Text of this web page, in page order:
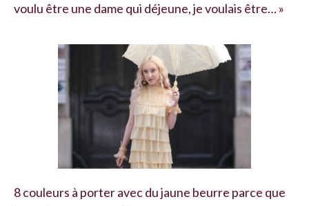
voulu être une dame qui déjeune, je voulais être… »
8 couleurs à porter avec du jaune beurre parce que